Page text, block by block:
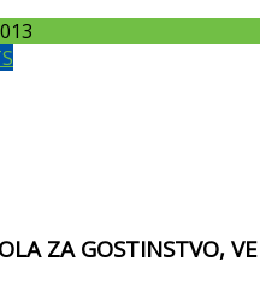
ZA GOSTINSTVO,